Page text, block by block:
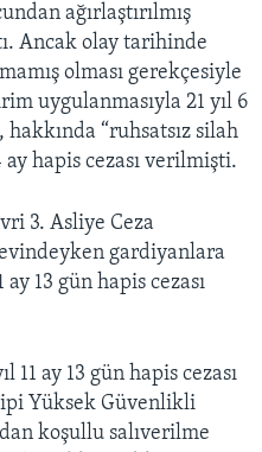
ağırlaştırılmış
Ancak olay tarihinde
olması gerekçesiyle
uygulanmasıyla 21 yıl 6
“ruhsatsız silah
ay hapis cezası verilmişti.
3. Asliye Ceza
gardiyanlara
ay 13 gün hapis cezası
11 ay 13 gün hapis cezası
Yüksek Güvenlikli
koşullu salıverilme